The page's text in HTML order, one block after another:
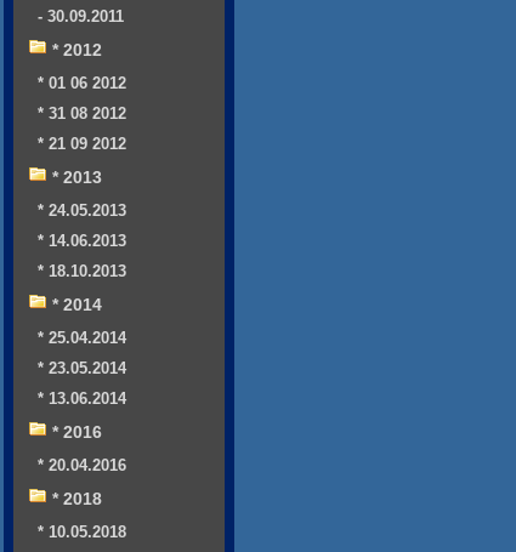
- 30.09.2011
* 2012
* 01 06 2012
* 31 08 2012
* 21 09 2012
* 2013
* 24.05.2013
* 14.06.2013
* 18.10.2013
* 2014
* 25.04.2014
* 23.05.2014
* 13.06.2014
* 2016
* 20.04.2016
* 2018
* 10.05.2018